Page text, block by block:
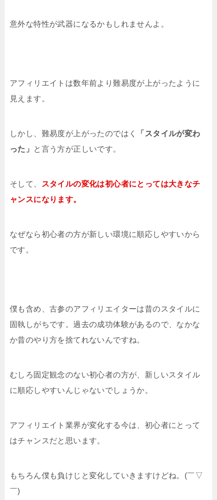
意外な特性が武器になるかもしれませんよ。
アフィリエイトは数年前より難易度が上がったように
見えます。
しかし、難易度が上がったのではく
「スタイルが変わ
った」
と言う方が正しいです。
そして、 スタイルの変化は初心者にとっては大きなチ
ャンスになります。
なぜなら初心者の方が新しい環境に順応しやすいから
です。
僕も含め、古参のアフィリエイターは昔のスタイルに
固執しがちです。過去の成功体験があるので、なかな
か昔のやり方を捨てれないんですね。
むしろ固定観念のない初心者の方が、新しいスタイル
に順応しやすいんじゃないでしょうか。
アフィリエイト業界が変化する今は、初心者にとって
はチャンスだと思います。
もちろん僕も負けじと変化していきますけどね。(￣▽
￣)